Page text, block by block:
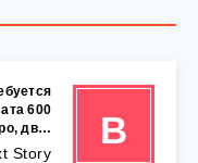
В
600
дв…
Story